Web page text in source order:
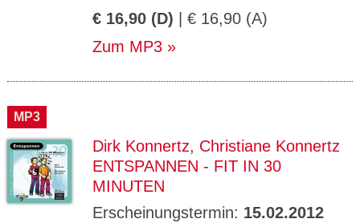
€ 16,90 (D) | € 16,90 (A)
Zum MP3
MP3
Dirk Konnertz, Christiane Konnertz
ENTSPANNEN - FIT IN 30
MINUTEN
Erscheinungstermin: 15.02.2012